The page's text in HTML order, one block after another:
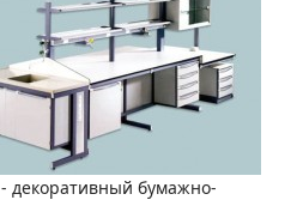
- декоративный бумажно-